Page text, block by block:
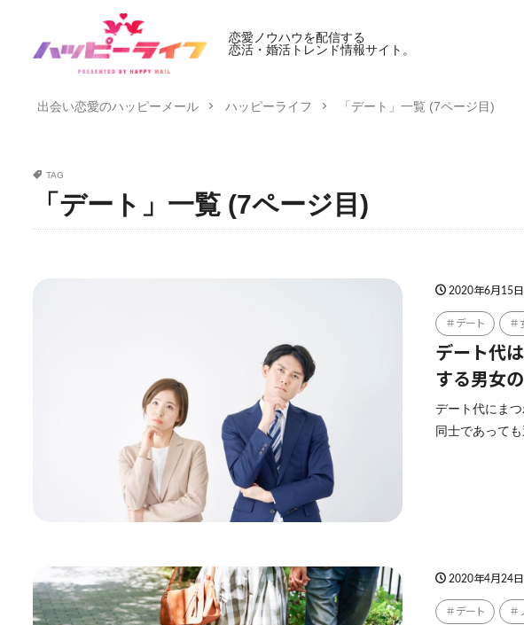
恋愛ノウハウを配信する
恋活・婚活トレンド情報サイト。
出会い恋愛のハッピーメール ハッピーライフ 「デート」一覧 (7ページ目)
TAG
「デート」一覧 (7ページ目)
2020年6月15日
デート
デート代
する男女
デート代にま
同士であって
2020年4月24日
デート